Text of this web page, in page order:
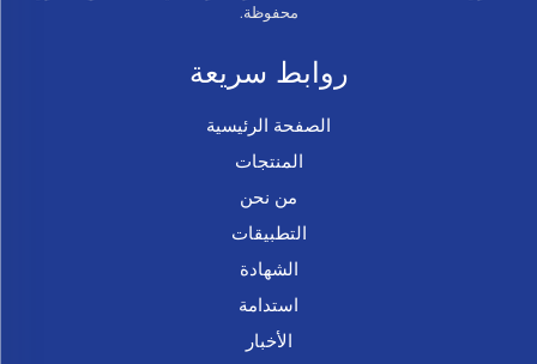
محفوظة.
روابط سريعة
الصفحة الرئيسية
المنتجات
من نحن
التطبيقات
الشهادة
استدامة
الأخبار